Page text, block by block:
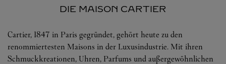
DIE MAISON CARTIER
Cartier, 1847 in Paris gegründet, gehört heute zu den
renommiertesten Maisons in der Luxusindustrie. Mit ihren
Schmuckkreationen, Uhren, Parfums und außergewöhnlichen